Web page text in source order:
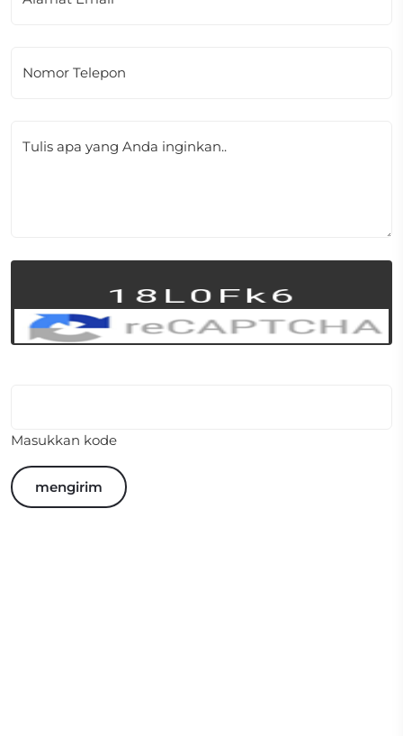
Nomor Telepon
Tulis apa yang Anda inginkan..
Masukkan kode
mengirim